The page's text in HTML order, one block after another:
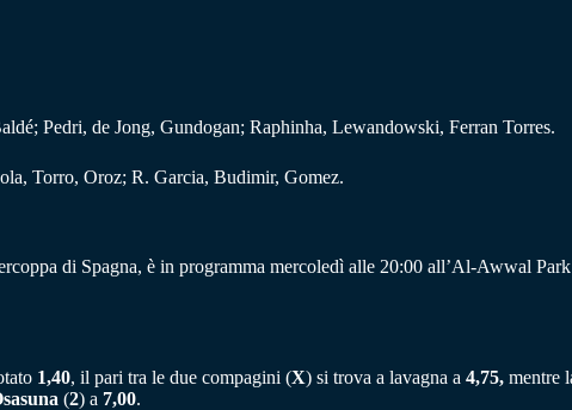
Pedri, de Jong, Gundogan; Raphinha, Lewandowski, Ferran Torres.
Torro, Oroz; R. Garcia, Budimir, Gomez.
di Spagna, è in programma mercoledì alle 20:00 all’Al-Awwal
1,40, il pari tra le due compagini (X) si trova a lavagna a 4,75, mentre
(2) a 7,00.